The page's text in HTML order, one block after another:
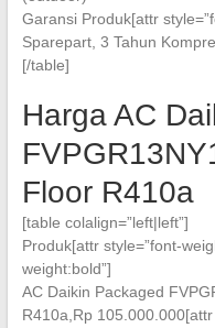
Garansi Produk[attr
Sparepart, 3 Tahun
[/table]
Harga AC
Floor R410a
[table colalign=”left|left”]
Produk[attr style=”font-
weight:bold”]
AC Daikin Packaged
R410a,Rp